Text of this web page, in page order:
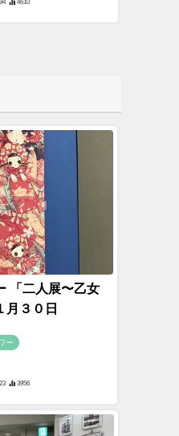
4610
「二人展〜乙女
月３０日
ー
3956